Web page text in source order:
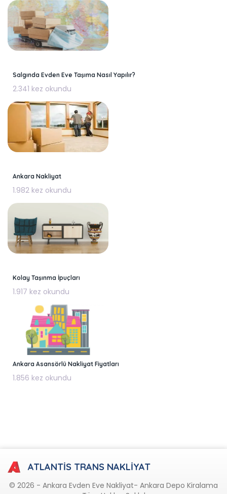
Salgında Evden Eve Taşıma Nasıl Yapılır?
2.341 kez okundu
Ankara Nakliyat
1.982 kez okundu
Kolay Taşınma İpuçları
1.917 kez okundu
Ankara Asansörlü Nakliyat Fiyatları
1.856 kez okundu
ATLANTİS TRANS NAKLİYAT
© 2026 - Ankara Evden Eve Nakliyat- Ankara Depo Kiralama